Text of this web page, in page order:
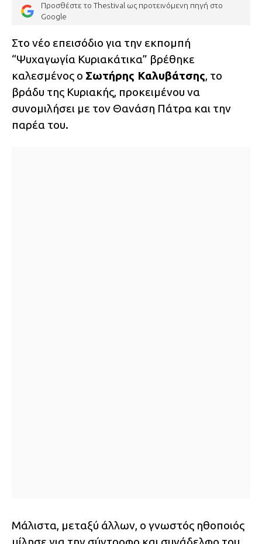
Προσθέστε το Thestival ως προτεινόμενη πηγή στο
Google
Στο νέο επεισόδιο για την εκπομπή
“Ψυχαγωγία Κυριακάτικα” βρέθηκε
καλεσμένος ο Σωτήρης Καλυβάτσης, το
βράδυ της Κυριακής, προκειμένου να
συνομιλήσει με τον Θανάση Πάτρα και την
παρέα του.
Μάλιστα, μεταξύ άλλων, ο γνωστός ηθοποιός